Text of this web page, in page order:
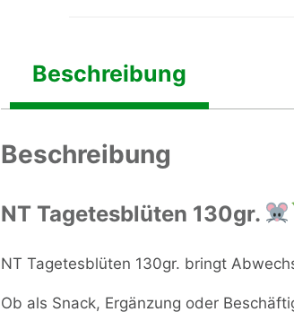
Beschreibung
Beschreibung
NT Tagetesblüten 130gr.
NT Tagetesblüten 130gr. bringt
Ob als Snack, Ergänzung oder